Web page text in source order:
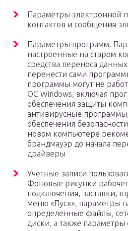
Параметры электронной
контактов и сообщения
Параметры программ.
настроенные на старом
средства переноса
перенести сами
программы могут не
ОС Windows, включая
обеспечения защиты
антивирусные
обеспечения
новом компьютере
брандмауэр до начала
драйверы
Учетные записи
Фоновые рисунки
подключения, заставки,
меню «Пуск», параметры
определенные файлы,
диски, а также параметры